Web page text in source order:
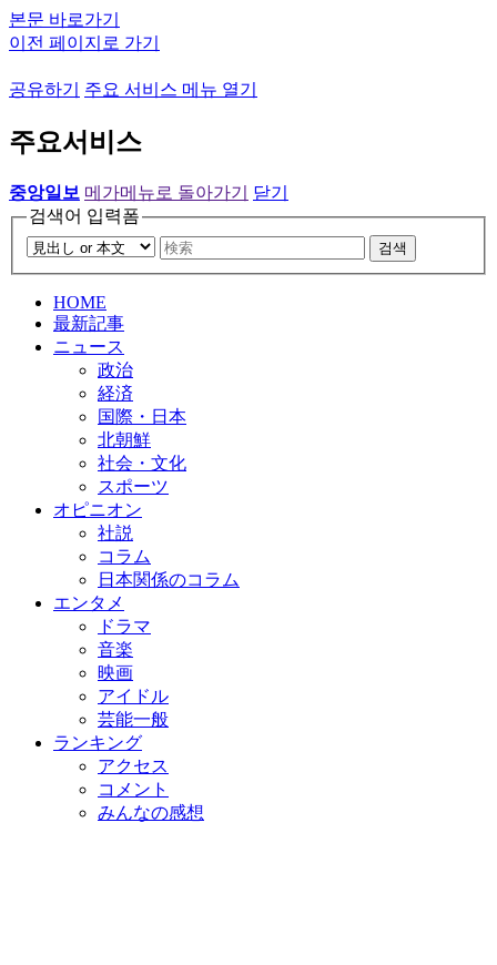
본문 바로가기
이전 페이지로 가기
공유하기 주요 서비스 메뉴 열기
주요서비스
중앙일보 메가메뉴로 돌아가기
닫기
검색어 입력폼
검색
HOME
最新記事
ニュース
政治
経済
国際・日本
北朝鮮
社会・文化
スポーツ
オピニオン
社説
コラム
日本関係のコラム
エンタメ
ドラマ
音楽
映画
アイドル
芸能一般
ランキング
アクセス
コメント
みんなの感想